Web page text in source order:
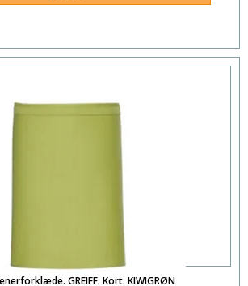
GREIFF. Kort. KIWIGRØN